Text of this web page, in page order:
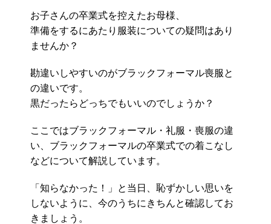
お子さんの卒業式を控えたお母様、
準備をするにあたり服装についての疑問はあり
ませんか？
勘違いしやすいのがブラックフォーマル喪服と
の違いです。
黒だったらどっちでもいいのでしょうか？
ここではブラックフォーマル・礼服・喪服の違
い、ブラックフォーマルの卒業式での着こなし
などについて解説しています。
「知らなかった！」と当日、恥ずかしい思いを
しないように、今のうちにきちんと確認してお
きましょう。